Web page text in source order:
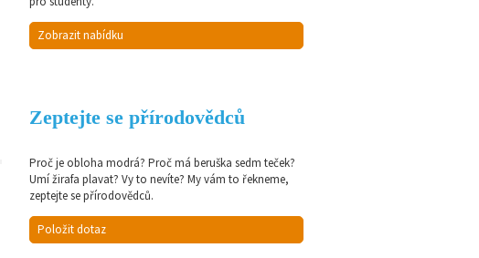
Zobrazit nabídku
Zeptejte se přírodovědců
Proč je obloha modrá? Proč má beruška sedm teček?
Umí žirafa plavat? Vy to nevíte? My vám to řekneme,
zeptejte se přírodovědců.
Položit dotaz